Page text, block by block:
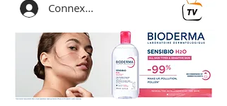
Connexion